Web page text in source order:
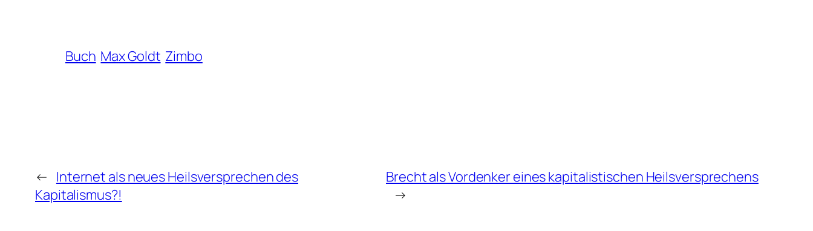
Buch Max Goldt Zimbo
← Internet als neues Heilsversprechen des
Kapitalismus?!
Brecht als Vordenker eines kapitalistischen Heilsversprechens
→